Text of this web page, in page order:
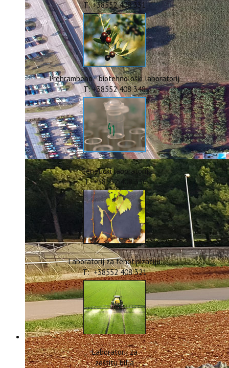
Kontakt
webmail
Popularizacija znanosti
ERASMUS+
HyPro4ST
DIGIAGRI
GreenTea
CIRCOLIVE
T: +38552 408 331
Prehrambeno - biotehnološki laboratorij
T: +38552 408 348
Genetički laboratorij
T: +38552 408 336
Laboratorij za fenotipizaciju
T: +38552 408 321
Laboratorij za
zaštitu bilja